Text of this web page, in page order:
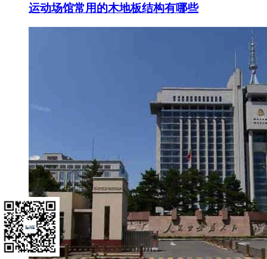
运动场馆常用的木地板结构有哪些